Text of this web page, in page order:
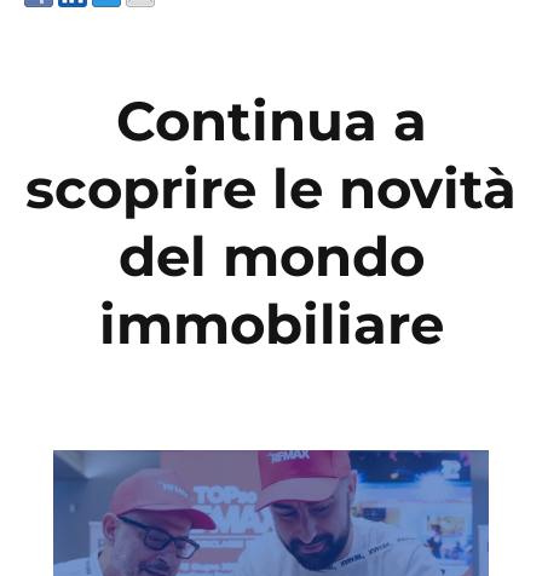
Continua a
scoprire le novità
del mondo
immobiliare